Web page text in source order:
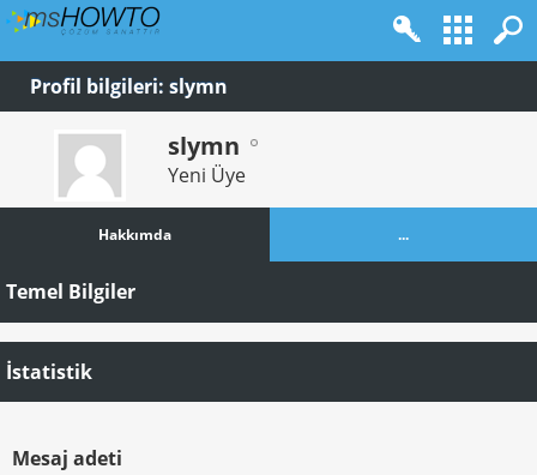
Profil bilgileri: slymn
slymn
Yeni Üye
Hakkımda ...
Temel Bilgiler
İstatistik
Mesaj adeti